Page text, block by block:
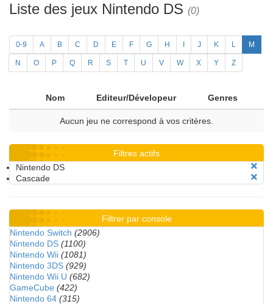
Liste des jeux Nintendo DS (0)
0-9 A B C D E F G H J K L M
N O P Q R S T U V W X Y Z
Nom Editeur/Dévelopeur Genres
Aucun jeu ne correspond à vos critères.
Filtres actifs
Nintendo DS
Cascade
Filtrer par console
Nintendo Switch (2906)
Nintendo DS (1100)
Nintendo Wii (1081)
Nintendo 3DS (929)
Nintendo Wii U (682)
GameCube (422)
Nintendo 64 (315)